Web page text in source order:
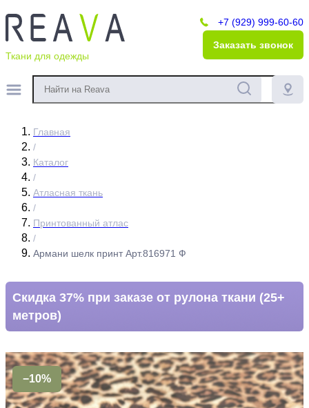
Ткани для одежды
+7 (929) 999-60-60
Заказать звонок
Главная
/
Каталог
/
Атласная ткань
/
Принтованный атлас
/
Армани шелк принт Арт.816971 Ф
Скидка 37% при заказе от рулона ткани (25+
метров)
−10%